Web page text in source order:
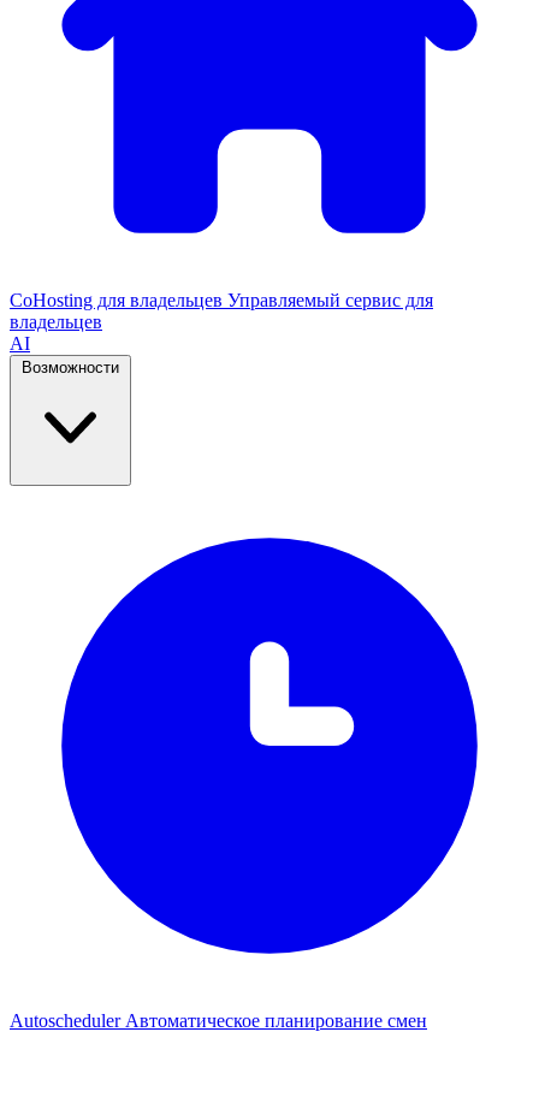
CoHosting для владельцев Управляемый сервис для
владельцев
AI
Autoscheduler Автоматическое планирование смен